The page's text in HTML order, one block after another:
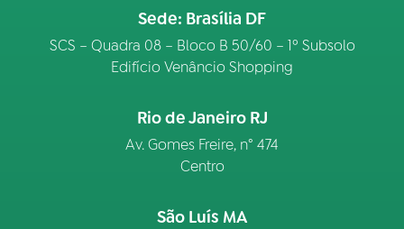
Sede: Brasília DF
SCS – Quadra 08 – Bloco B 50/60 – 1º Subsolo
Edifício Venâncio Shopping
Rio de Janeiro RJ
Av. Gomes Freire, n° 474
Centro
São Luís MA